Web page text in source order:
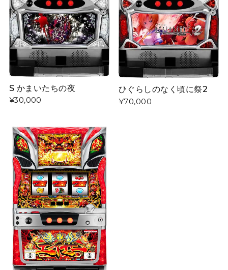
S かまいたちの夜
¥30,000
ひぐらしのなく頃に祭2
¥70,000